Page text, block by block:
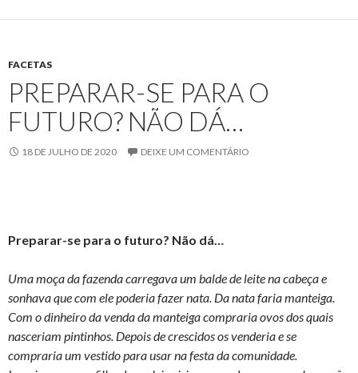
FACETAS
PREPARAR-SE PARA O
FUTURO? NÃO DÁ…
18 DE JULHO DE 2020 DEIXE UM COMENTÁRIO
Preparar-se para o futuro? Não dá…
Uma moça da fazenda carregava um balde de leite na cabeça e
sonhava que com ele poderia fazer nata. Da nata faria manteiga.
Com o dinheiro da venda da manteiga compraria ovos dos quais
nasceriam pintinhos. Depois de crescidos os venderia e se
compraria um vestido para usar na festa da comunidade.